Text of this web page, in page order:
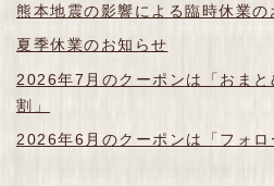
熊本地震の影響による臨時休業の
夏季休業のお知らせ
2026年7月のクーポンは「おまと
割」
2026年6月のクーポンは「フォロ